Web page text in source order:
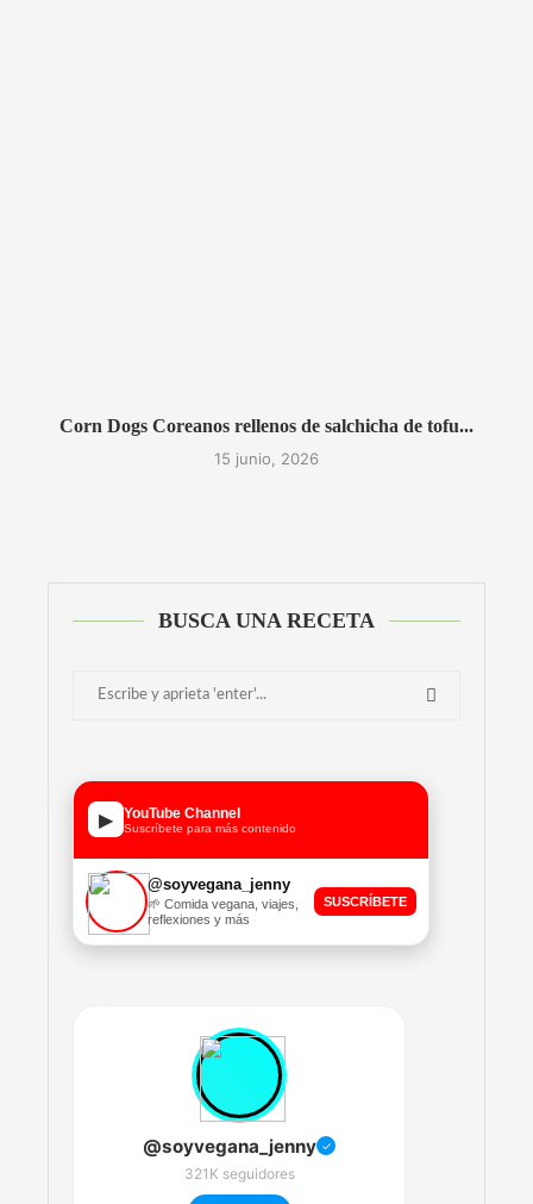
Corn Dogs Coreanos rellenos de salchicha de tofu...
15 junio, 2026
BUSCA UNA RECETA
▶ YouTube Channel
Suscríbete para más contenido
@soyvegana_jenny
🌱 Comida vegana, viajes,
reflexiones y más
SUSCRÍBETE
@soyvegana_jenny ✓
321K seguidores